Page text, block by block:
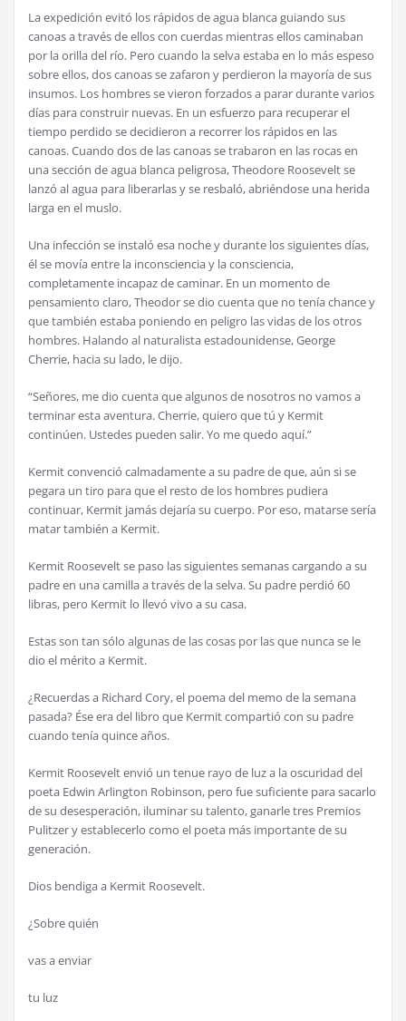
La expedición evitó los rápidos de agua blanca guiando sus
canoas a través de ellos con cuerdas mientras ellos caminaban
por la orilla del río. Pero cuando la selva estaba en lo más espeso
sobre ellos, dos canoas se zafaron y perdieron la mayoría de sus
insumos. Los hombres se vieron forzados a parar durante varios
días para construir nuevas. En un esfuerzo para recuperar el
tiempo perdido se decidieron a recorrer los rápidos en las
canoas. Cuando dos de las canoas se trabaron en las rocas en
una sección de agua blanca peligrosa, Theodore Roosevelt se
lanzó al agua para liberarlas y se resbaló, abriéndose una herida
larga en el muslo.
Una infección se instaló esa noche y durante los siguientes días,
él se movía entre la inconsciencia y la consciencia,
completamente incapaz de caminar. En un momento de
pensamiento claro, Theodor se dio cuenta que no tenía chance y
que también estaba poniendo en peligro las vidas de los otros
hombres. Halando al naturalista estadounidense, George
Cherrie, hacia su lado, le dijo.
“Señores, me dio cuenta que algunos de nosotros no vamos a
terminar esta aventura. Cherrie, quiero que tú y Kermit
continúen. Ustedes pueden salir. Yo me quedo aquí.”
Kermit convenció calmadamente a su padre de que, aún si se
pegara un tiro para que el resto de los hombres pudiera
continuar, Kermit jamás dejaría su cuerpo. Por eso, matarse sería
matar también a Kermit.
Kermit Roosevelt se paso las siguientes semanas cargando a su
padre en una camilla a través de la selva. Su padre perdió 60
libras, pero Kermit lo llevó vivo a su casa.
Estas son tan sólo algunas de las cosas por las que nunca se le
dio el mérito a Kermit.
¿Recuerdas a Richard Cory, el poema del memo de la semana
pasada? Ése era del libro que Kermit compartió con su padre
cuando tenía quince años.
Kermit Roosevelt envió un tenue rayo de luz a la oscuridad del
poeta Edwin Arlington Robinson, pero fue suficiente para sacarlo
de su desesperación, iluminar su talento, ganarle tres Premios
Pulitzer y establecerlo como el poeta más importante de su
generación.
Dios bendiga a Kermit Roosevelt.
¿Sobre quién
vas a enviar
tu luz